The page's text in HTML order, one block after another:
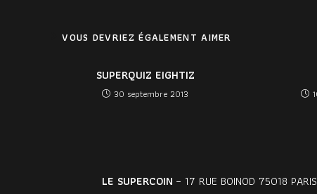
VOUS DEVRIEZ ÉGALEMENT AIMER
SUPERQUIZ EIGHTIZ
30 septembre 2013
LE SUPERCOIN – 17 RUE BOINOD 75018